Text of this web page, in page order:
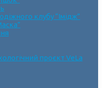
клубу “Імідж”
проєкт VeLa